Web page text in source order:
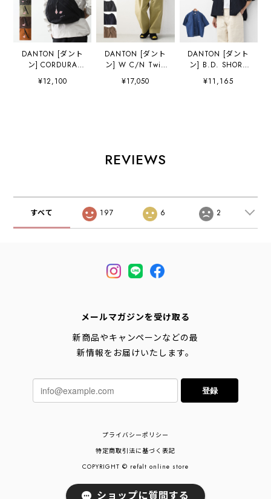
DANTON [ダント
ン] CORDURA
CANVAS ONE
SHOULDER
ーデュラキャンバ
ス・MEN'S /
LADY'S
[2026AW]
¥12,100
DANTON [ダント
ン] W C/N Twill
Double Pleated
Easy Pants [DT-
ズパンツ・ゆった
りシルエット・
¥17,050
DANTON [ダント
ン] B.D. SHORT
SHIRT S/S [DT-
B0443DUG] B.D.
[2026SS]
¥11,165
REVIEWS
すべて 197 6 2
メールマガジンを受け取る
新商品やキャンペーンなどの最
新情報をお届けいたします。
登録
プライバシーポリシー
特定商取引法に基づく表記
COPYRIGHT © refalt online store
ショップに質問する